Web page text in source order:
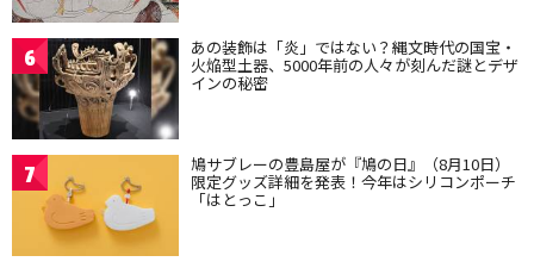
6 あの装飾は「炎」ではない？縄文時代の国宝・
火焔型土器、5000年前の人々が刻んだ謎とデザ
インの秘密
7 鳩サブレーの豊島屋が『鳩の日』（8月10日）
限定グッズ詳細を発表！今年はシリコンポーチ
「はとっこ」